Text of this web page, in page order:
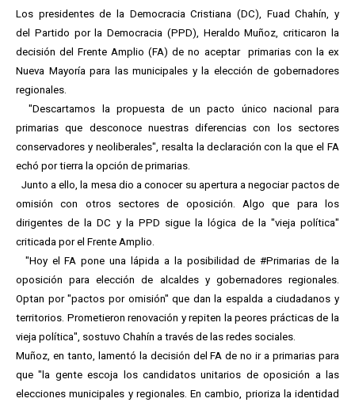
Los presidentes de la Democracia Cristiana (DC), Fuad Chahín, y
del Partido por la Democracia (PPD), Heraldo Muñoz, criticaron la
decisión del Frente Amplio (FA) de no aceptar primarias con la ex
Nueva Mayoría para las municipales y la elección de gobernadores
regionales.
"Descartamos la propuesta de un pacto único nacional para
primarias que desconoce nuestras diferencias con los sectores
conservadores y neoliberales", resalta la declaración con la que el FA
echó por tierra la opción de primarias.
Junto a ello, la mesa dio a conocer su apertura a negociar pactos de
omisión con otros sectores de oposición. Algo que para los
dirigentes de la DC y la PPD sigue la lógica de la "vieja política"
criticada por el Frente Amplio.
"Hoy el FA pone una lápida a la posibilidad de #Primarias de la
oposición para elección de alcaldes y gobernadores regionales.
Optan por "pactos por omisión" que dan la espalda a ciudadanos y
territorios. Prometieron renovación y repiten la peores prácticas de la
vieja política", sostuvo Chahín a través de las redes sociales.
Muñoz, en tanto, lamentó la decisión del FA de no ir a primarias para
que "la gente escoja los candidatos unitarios de oposición a las
elecciones municipales y regionales. En cambio, prioriza la identidad